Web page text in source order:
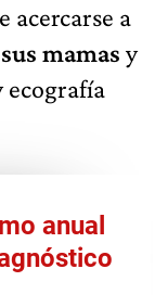
acercarse a
mamas y
ecografía
anual